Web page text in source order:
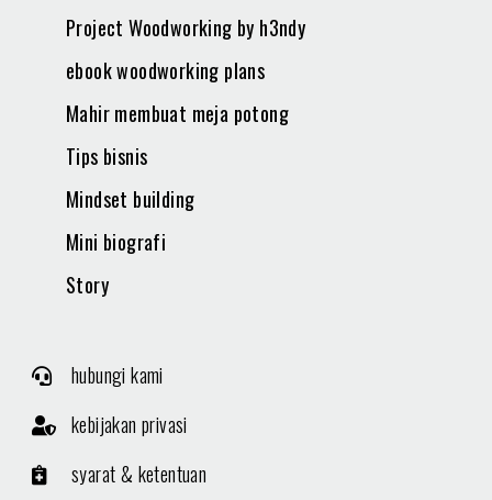
Project Woodworking by h3ndy
ebook woodworking plans
Mahir membuat meja potong
Tips bisnis
Mindset building
Mini biografi
Story
hubungi kami
kebijakan privasi
syarat & ketentuan